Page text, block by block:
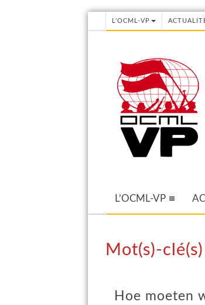
L’OCML-VP
L’OCML-VP
Mot(s)-
Hoe moeten